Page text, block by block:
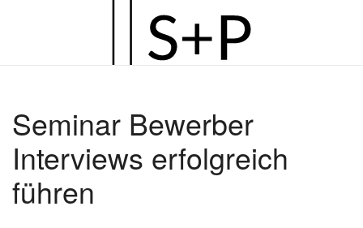
Seminar Bewerber
Interviews erfolgreich
führen